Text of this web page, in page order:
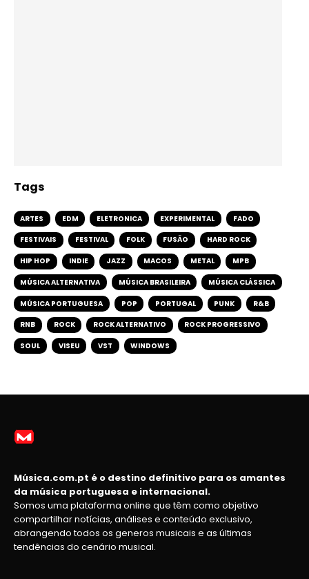
Tags
ARTES EDM ELETRONICA EXPERIMENTAL FADO
FESTIVAIS FESTIVAL FOLK FUSÃO HARD ROCK
HIP HOP INDIE JAZZ MACOS METAL MPB
MÚSICA ALTERNATIVA MÚSICA BRASILEIRA MÚSICA CLÁSSICA
MÚSICA PORTUGUESA POP PORTUGAL PUNK R&B
RNB ROCK ROCK ALTERNATIVO ROCK PROGRESSIVO
SOUL VISEU VST WINDOWS
Música.com.pt é o destino definitivo para os amantes
da música portuguesa e internacional.
Somos uma plataforma online que têm como objetivo
compartilhar notícias, análises e conteúdo exclusivo,
abrangendo todos os generos musicais e as últimas
tendências do cenário musical.